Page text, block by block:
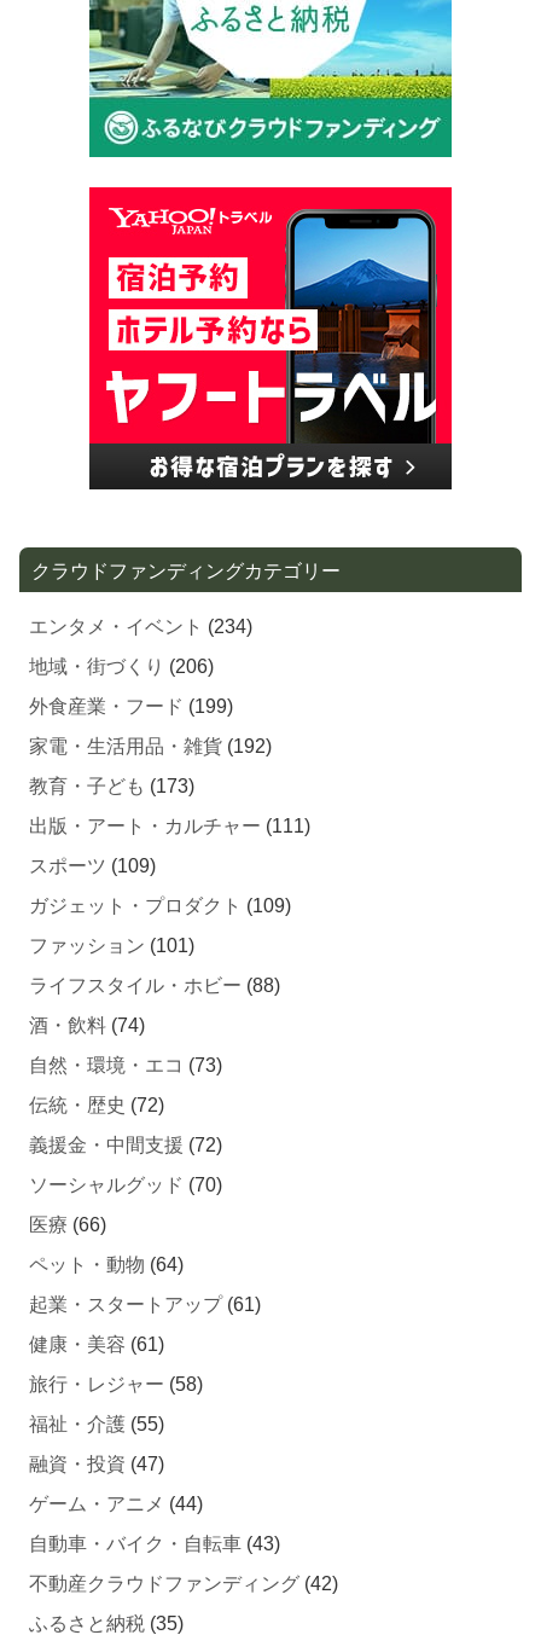
クラウドファンディングカテゴリー
エンタメ・イベント (234)
地域・街づくり (206)
外食産業・フード (199)
家電・生活用品・雑貨 (192)
教育・子ども (173)
出版・アート・カルチャー (111)
スポーツ (109)
ガジェット・プロダクト (109)
ファッション (101)
ライフスタイル・ホビー (88)
酒・飲料 (74)
自然・環境・エコ (73)
伝統・歴史 (72)
義援金・中間支援 (72)
ソーシャルグッド (70)
医療 (66)
ペット・動物 (64)
起業・スタートアップ(61)
健康・美容 (61)
旅行・レジャー (58)
福祉・介護 (55)
融資・投資 (47)
ゲーム・アニメ (44)
自動車・バイク・自転車 (43)
不動産クラウドファンディング (42)
ふるさと納税 (35)